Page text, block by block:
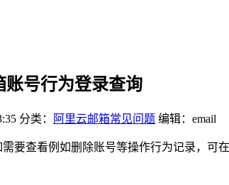
账号行为登录查询
分类： 阿里云邮箱常见问题 编辑：email
需要查看例如删除账号等操作行为记录，可在